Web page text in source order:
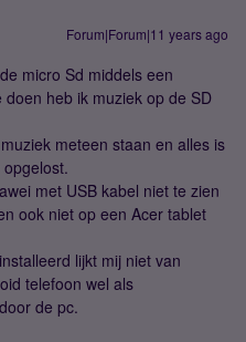
Forum|Forum|11 years ago
micro Sd middels een
heb ik muziek op de SD
meteen staan en alles is
met USB kabel niet te zien
ook niet op een Acer tablet
lijkt mij niet van
telefoon wel als
de pc.